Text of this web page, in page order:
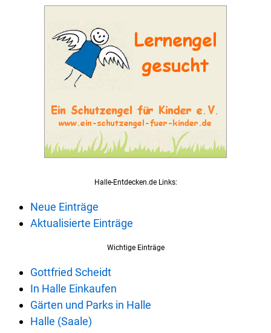
Halle-Entdecken.de Links:
Neue Einträge
Aktualisierte Einträge
Wichtige Einträge
Gottfried Scheidt
In Halle Einkaufen
Gärten und Parks in Halle
Halle (Saale)